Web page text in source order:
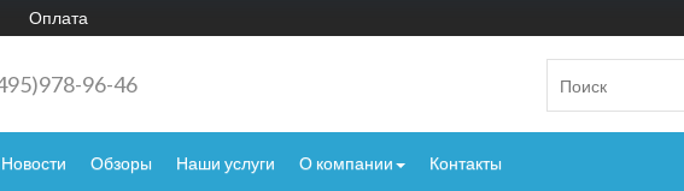
Оплата
96-46
Новости Обзоры Наши услуги О компании Контакты